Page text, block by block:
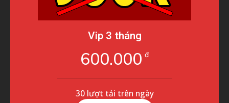
Vip 3 tháng
600.000 đ
30 lượt tải trên ngày